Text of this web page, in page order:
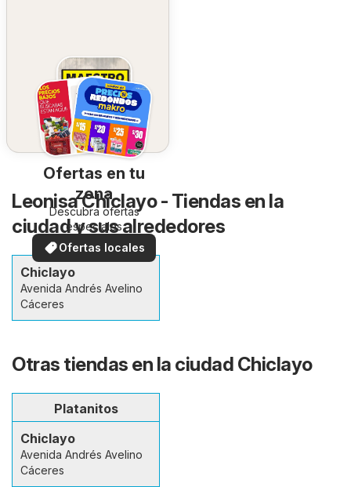
Ofertas en tu
zona
Descubra ofertas
especiales
Ofertas locales
Leonisa Chiclayo - Tiendas en la
ciudad y sus alrededores
Chiclayo
Avenida Andrés Avelino
Cáceres
Otras tiendas en la ciudad Chiclayo
Platanitos
Chiclayo
Avenida Andrés Avelino
Cáceres